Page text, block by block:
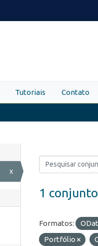
Tutoriais Contato
x
1
Formatos:
Portfólio